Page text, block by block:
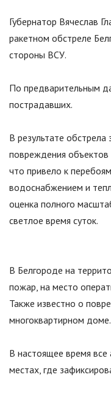
Губернатор Вячеслав
ракетном обстреле
стороны ВСУ.
По предварительным
пострадавших.
В результате
повреждения объектов
что привело к
водоснабжением и
оценка полного
светлое время суток.
В Белгороде на
пожар, на место
Также известно о
многоквартирном доме.
В настоящее время
местах, где